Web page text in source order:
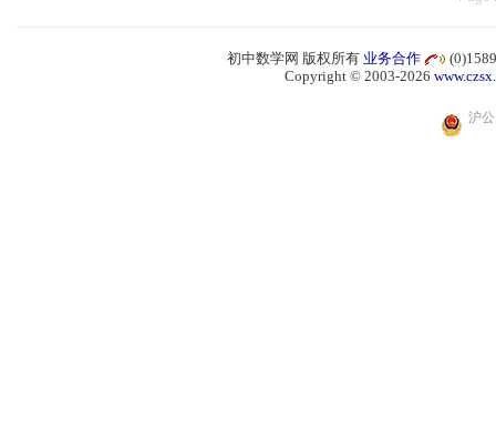
初中数学网 版权所有 业务合作
Copyright © 2003-2026
沪公